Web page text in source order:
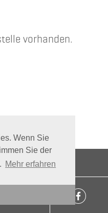
Wenn Sie
Sie der
Mehr erfahren
vorhanden.
·Impressum